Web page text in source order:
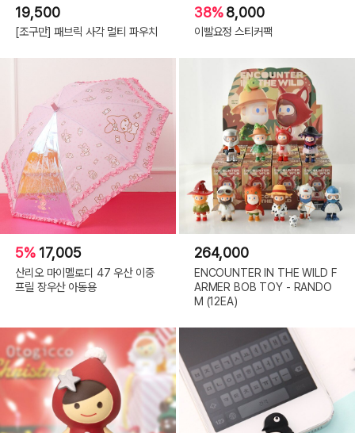
19,500
[조구만] 패브릭 사각 멀티 파우치
38%8,000
이빨요정 스티커팩
5% 17,005
산리오 마이멜로디 47 우산 이중
프릴 장우산 아동용
264,000
ENCOUNTER IN THE WILD F
ARMER BOB TOY - RANDO
M (12EA)